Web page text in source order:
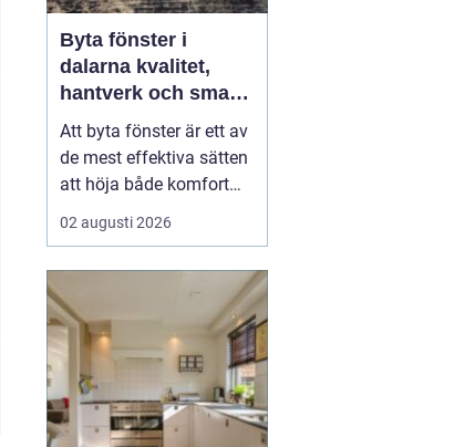
Byta fönster i
dalarna kvalitet,
hantverk och smarta
val
Att byta fönster är ett av
de mest effektiva sätten
att höja både komfort
och värde på ett hus. I
Dalarna spelar
utseende och tradition
stor roll. Många vill
kombinera bättre
energiprestanda med
klassisk karaktär,
oavsett om huset lig...
02 augusti 2026